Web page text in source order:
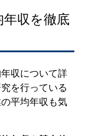
収を徹底
収について詳
を行っている
平均年収も気